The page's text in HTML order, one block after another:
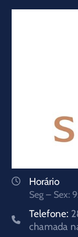
Horário
Seg – Sex:
Telefone:
chamada